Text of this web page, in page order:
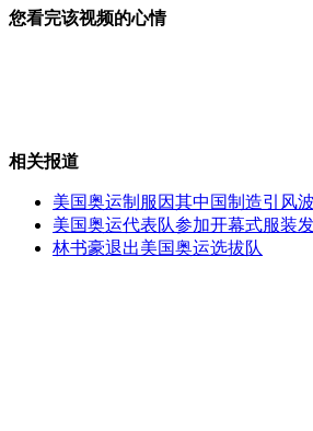
穆巴拉克被送回监狱医院服刑
您看完该视频的心情
相关报道
美国奥运制服因其中国制造引风波
美国奥运代表队参加开幕式服装
林书豪退出美国奥运选拔队